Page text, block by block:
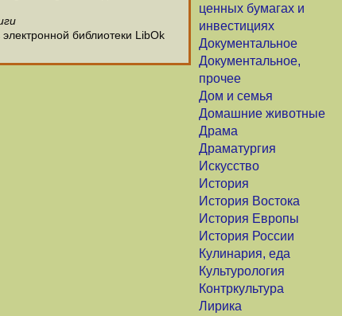
ценных бумагах и
инвестициях
Документальное
Документальное,
прочее
Дом и семья
Домашние животные
Драма
Драматургия
Искусство
История
История Востока
История Европы
История России
Кулинария, еда
Культурология
Контркультура
Лирика
библиотеки LibOk